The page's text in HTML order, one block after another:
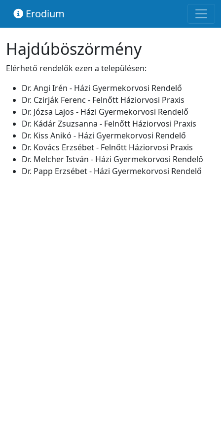
Erodium
Hajdúböszörmény
Elérhető rendelők ezen a településen:
Dr. Angi Irén - Házi Gyermekorvosi Rendelő
Dr. Czirják Ferenc - Felnőtt Háziorvosi Praxis
Dr. Józsa Lajos - Házi Gyermekorvosi Rendelő
Dr. Kádár Zsuzsanna - Felnőtt Háziorvosi Praxis
Dr. Kiss Anikó - Házi Gyermekorvosi Rendelő
Dr. Kovács Erzsébet - Felnőtt Háziorvosi Praxis
Dr. Melcher István - Házi Gyermekorvosi Rendelő
Dr. Papp Erzsébet - Házi Gyermekorvosi Rendelő